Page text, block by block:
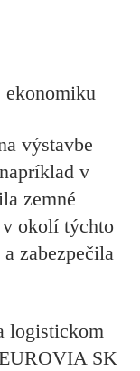
ekonomiku
výstavbe
v
zemné
v okolí týchto
zabezpečila
logistickom
SK